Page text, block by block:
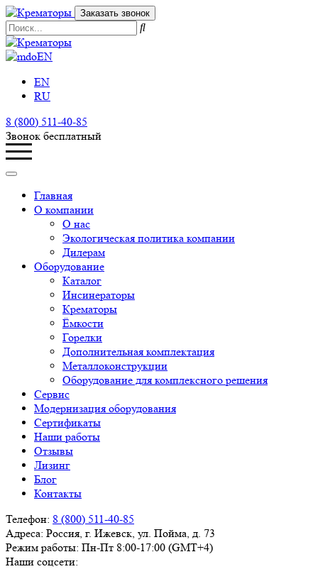
Заказать звонок
EN
EN
RU
8 (800) 511-40-85
Звонок бесплатный
Главная
О компании
О нас
Экологическая политика компании
Дилерам
Оборудование
Каталог
Инсинераторы
Крематоры
Ёмкости
Горелки
Дополнительная комплектация
Металлоконструкции
Оборудование для комплексного решения
Сервис
Модернизация оборудования
Сертификаты
Наши работы
Отзывы
Лизинг
Блог
Контакты
Телефон: 8 (800) 511-40-85
Адреса: Россия, г. Ижевск, ул. Пойма, д. 73
Режим работы: Пн-Пт 8:00-17:00 (GMT+4)
Наши соцсети: